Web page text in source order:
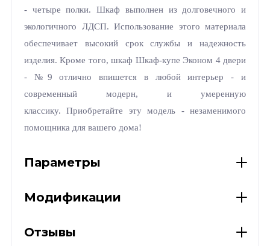
- четыре полки. Шкаф выполнен из долговечного и
экологичного ЛДСП. Использование этого материала
обеспечивает высокий срок службы и надежность
изделия. Кроме того, шкаф Шкаф-купе Эконом 4 двери
- №9 отлично впишется в любой интерьер - и
современный модерн, и умеренную
классику. Приобретайте эту модель - незаменимого
помощника для вашего дома!
Параметры
Модификации
Отзывы